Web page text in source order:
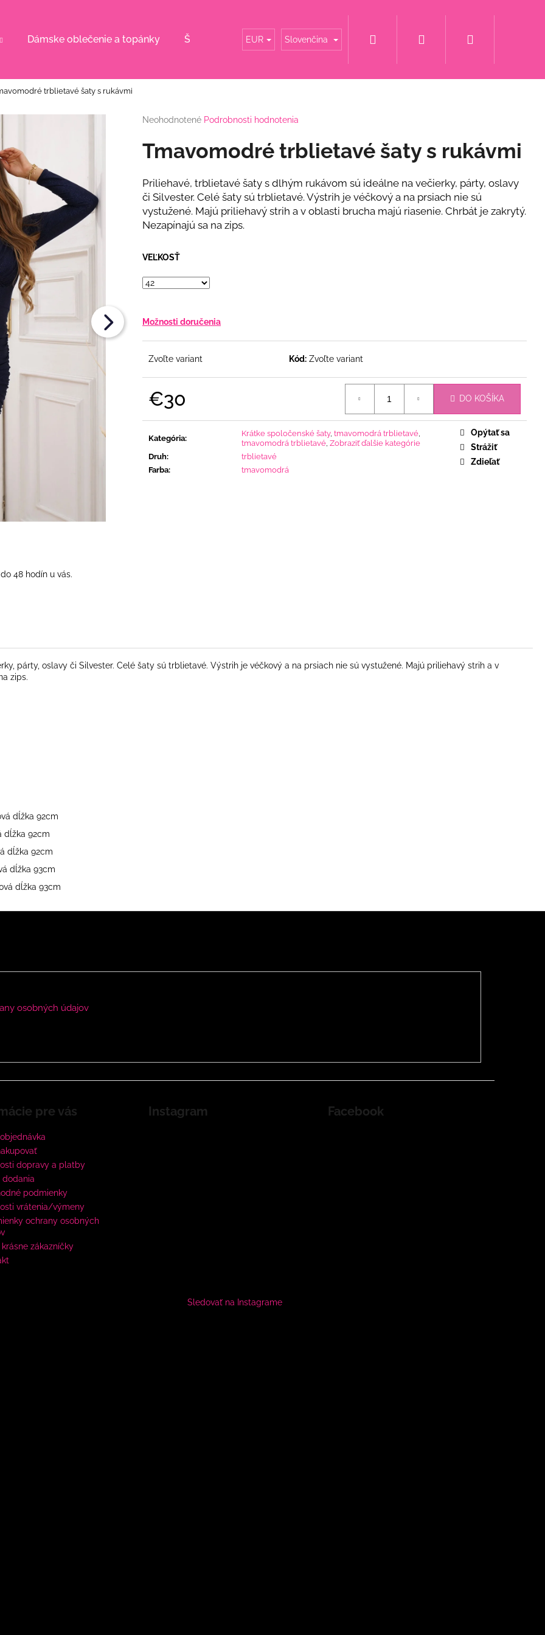
Dámske oblečenie a topánky Šaty pre svadobné mamy Šaty za super cenu Svadobné šaty
EUR Slovenčina Prihlásenie
trblietavé šaty s rukávmi
Priemerné
produktu
5
hviezdičiek.
Neohodnotené Podrobnosti hodnotenia
Tmavomodré trblietavé šaty s rukávmi
Priliehavé, trblietavé šaty s dlhým rukávom sú ideálne na večierky, párty, oslavy
či Silvester. Celé šaty sú trblietavé. Výstrih je véčkový a na prsiach nie sú
vystužené. Majú priliehavý strih a v oblasti brucha majú riasenie. Chrbát je zakrytý.
Nezapínajú sa na zips.
VEĽKOSŤ
Možnosti doručenia
Zvoľte variant Kód: Zvoľte variant
€30 DO KOŠÍKA
Kategória:
Krátke spoločenské šaty, tmavomodrá trblietavé
tmavomodrá trblietavé Zobraziť ďalšie kategórie
Druh:
trblietavé
Farba: tmavomodrá
Opýtať sa
Strážiť
Zdieľať
48 hodín u vás.
párty, oslavy či Silvester. Celé šaty sú trblietavé. Výstrih je véčkový a na prsiach nie sú vystužené. Majú priliehavý strih a v
zips.
dĺžka 92cm
dĺžka 92cm
dĺžka 92cm
dĺžka 93cm
dĺžka 93cm
Odporúčame
DLHÉ SPOLOČENSKÉ RUŽOVÉ ŠATY S
A PADNUTÝMI RAMENAMI
€90
€108
osobných údajov
pre vás
dopravy a platby
dodania
podmienky
vrátenia/výmeny
ochrany osobných
krásne zákazníčky
Instagram
Sledovať na Instagrame
Facebook